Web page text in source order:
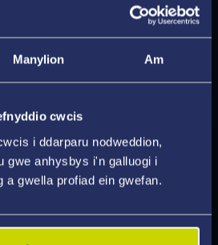
Manylion Am
cwcis
i ddarparu nodweddion,
gwe anhysbys i'n galluogi i
a gwella profiad ein gwefan.
ein modiwlau i ddarparu
wedi'i gynllunio i'ch helpu
beth sydd ar gael a
gan y modiwlau y gallwch eu